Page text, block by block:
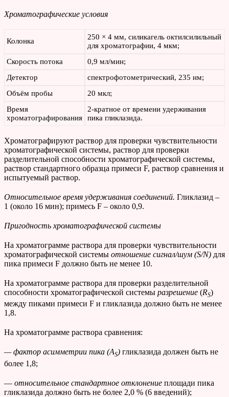
Хроматографические условия
Колонка
250 × 4 мм, силикагель октилсилильный
для хроматографии, 4 мкм;
Скорость потока
0,9 мл/мин;
Детектор
спектрофотометрический, 235 нм;
Объём пробы
20 мкл;
Время
хроматографирования
2-кратное от времени удерживания
пика гликлазида.
Хроматографируют раствор для проверки чувствительности
хроматографической системы, раствор для проверки
разделительной способности хроматографической системы,
раствор стандартного образца примеси F, раствор сравнения и
испытуемый раствор.
Относительное время удерживания соединений. Гликлазид –
1 (около 16 мин); примесь F – около 0,9.
Пригодность хроматографической системы
На хроматограмме раствора для проверки чувствительности
хроматографической системы отношение сигнал/шум (S/N) для
пика примеси F должно быть не менее 10.
На хроматограмме раствора для проверки разделительной
способности хроматографической системы разрешение (RS)
между пиками примеси F и гликлазида должно быть не менее
1,8.
На хроматограмме раствора сравнения:
— фактор асимметрии пика (AS) гликлазида должен быть не
более 1,8;
— относительное стандартное отклонение площади пика
гликлазида должно быть не более 2,0 % (6 введений);